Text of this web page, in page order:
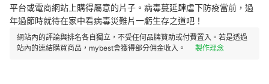
平台或電商網站上購得屬意的片子。病毒蔓延肆虐下防疫當前，過
年過節時就待在家中看病毒災難片一虧生存之道吧！
網站內的評論與排名各自獨立，不受任何品牌贊助或付費置入。若是透過
站內的連結購買商品，mybest會獲得部分佣金收入。
製作理念